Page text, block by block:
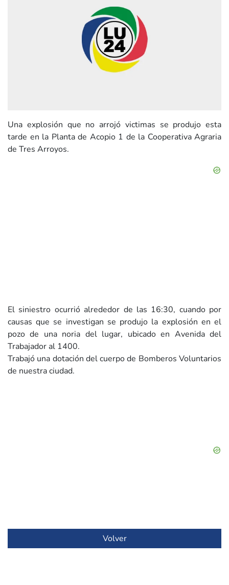
Una explosión que no arrojó victimas se produjo esta
tarde en la Planta de Acopio 1 de la Cooperativa Agraria
de Tres Arroyos.
El siniestro ocurrió alrededor de las 16:30, cuando por
causas que se investigan se produjo la explosión en el
pozo de una noria del lugar, ubicado en Avenida del
Trabajador al 1400.
Trabajó una dotación del cuerpo de Bomberos Voluntarios
de nuestra ciudad.
Volver